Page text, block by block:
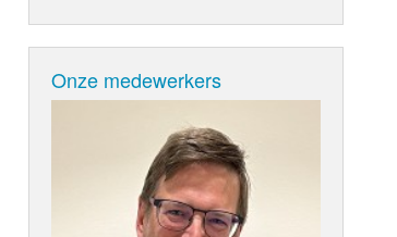
Onze medewerkers